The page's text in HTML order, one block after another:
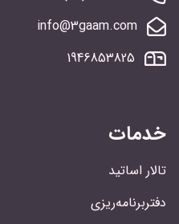
info@3gaam.com
1946853825
خدمات
تالار اساتید
دفتربرنامه‌ریزی